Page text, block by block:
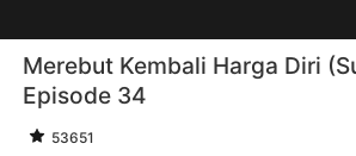
Merebut Kembali Harga Diri
Episode 34
53651